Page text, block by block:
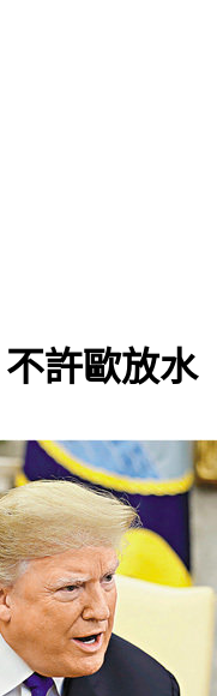
許歐放水